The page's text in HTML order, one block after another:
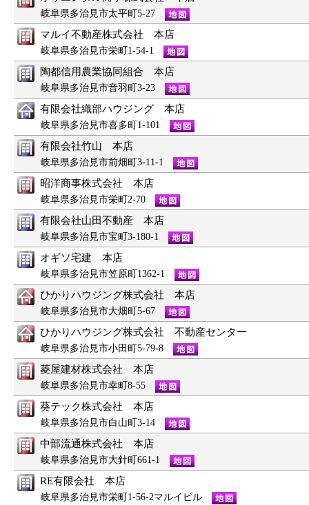
岐阜県多治見市太平町5-27
マルイ不動産株式会社 本店
岐阜県多治見市栄町1-54-1
陶都信用農業協同組合 本店
岐阜県多治見市音羽町3-23
有限会社織部ハウジング 本店
岐阜県多治見市喜多町1-101
有限会社竹山 本店
岐阜県多治見市前畑町3-11-1
昭洋商事株式会社 本店
岐阜県多治見市栄町2-70
有限会社山田不動産 本店
岐阜県多治見市宝町3-180-1
オギソ宅建 本店
岐阜県多治見市笠原町1362-1
ひかりハウジング株式会社 本店
岐阜県多治見市大畑町5-67
ひかりハウジング株式会社 不動産センター
岐阜県多治見市小田町5-79-8
菱屋建材株式会社 本店
岐阜県多治見市幸町8-55
葵テック株式会社 本店
岐阜県多治見市白山町3-14
中部流通株式会社 本店
岐阜県多治見市大針町661-1
RE有限会社 本店
岐阜県多治見市栄町1-56-2マルイビル